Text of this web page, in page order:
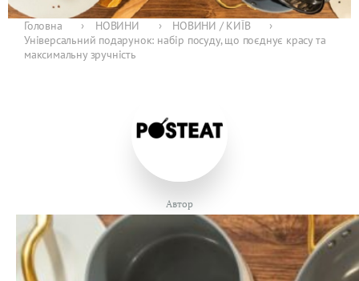
Головна › НОВИНИ › НОВИНИ / КИЇВ
›
Універсальний подарунок: набір посуду, що поєднує красу та
максимальну зручність
Автор